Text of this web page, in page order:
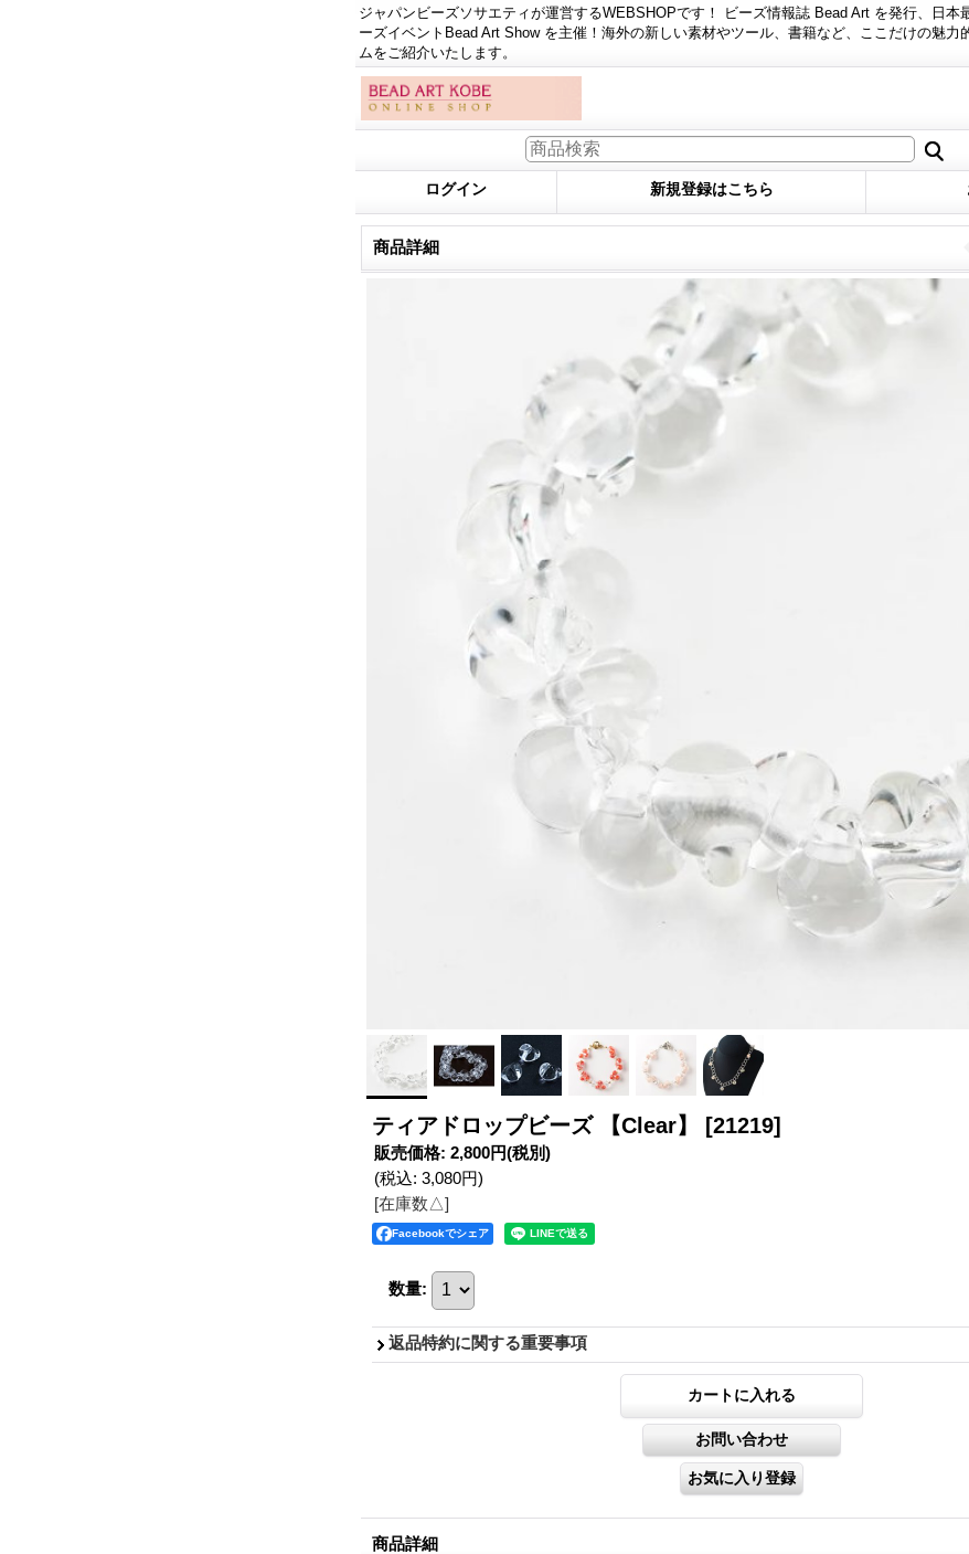
ジャパンビーズソサエティが運営するWEBSHOPです！ ビーズ情報誌 Bead Art を発行、日本
ーズイベントBead Art Show を主催！海外の新しい素材やツール、書籍など、ここだけの魅力
ムをご紹介いたします。
ログイン 新規登録はこちら
商品詳細
ティアドロップビーズ 【Clear】 [21219]
販売価格: 2,800円(税別)
(税込: 3,080円)
[在庫数△]
Facebookでシェア
数量:
返品特約に関する重要事項
商品詳細